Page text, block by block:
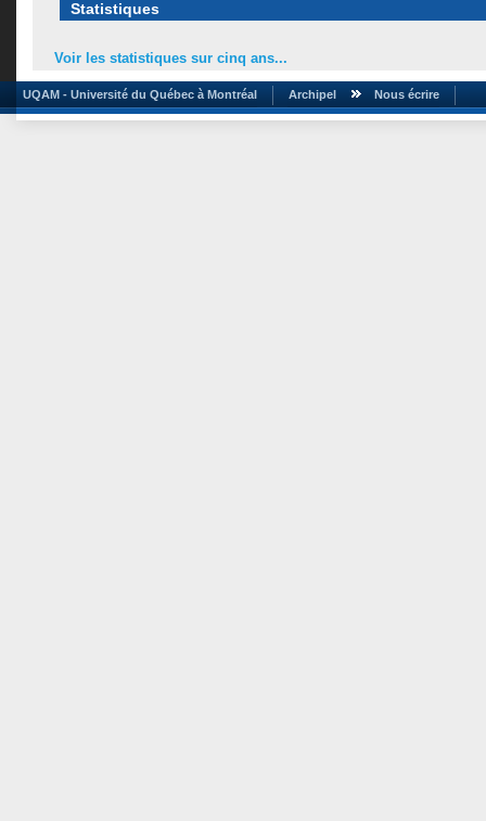
Statistiques
Voir les statistiques sur cinq ans...
UQAM - Université du Québec à Montréal Archipel Nous écrire